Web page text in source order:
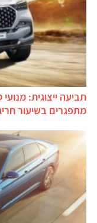
תביעה ייצוגית:
מתפגרים בשיעור